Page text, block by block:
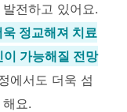
전하고 있어요.
정교해져 치료
가능해질 전망
에서도 더욱 섬
요.